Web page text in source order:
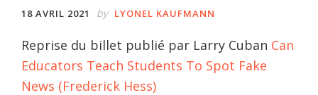
18 AVRIL 2021 by LYONEL KAUFMANN
Reprise du billet publié par Larry Cuban Can
Educators Teach Students To Spot Fake
News (Frederick Hess)